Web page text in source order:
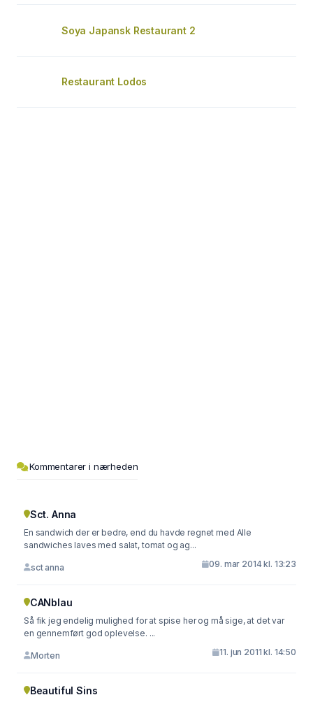
Soya Japansk Restaurant 2
Restaurant Lodos
Kommentarer i nærheden
Sct. Anna
En sandwich der er bedre, end du havde regnet med Alle
sandwiches laves med salat, tomat og ag...
sct anna 09. mar 2014 kl. 13:23
CANblau
Så fik jeg endelig mulighed for at spise her og må sige, at det var
en gennemført god oplevelse. ...
Morten 11. jun 2011 kl. 14:50
Beautiful Sins